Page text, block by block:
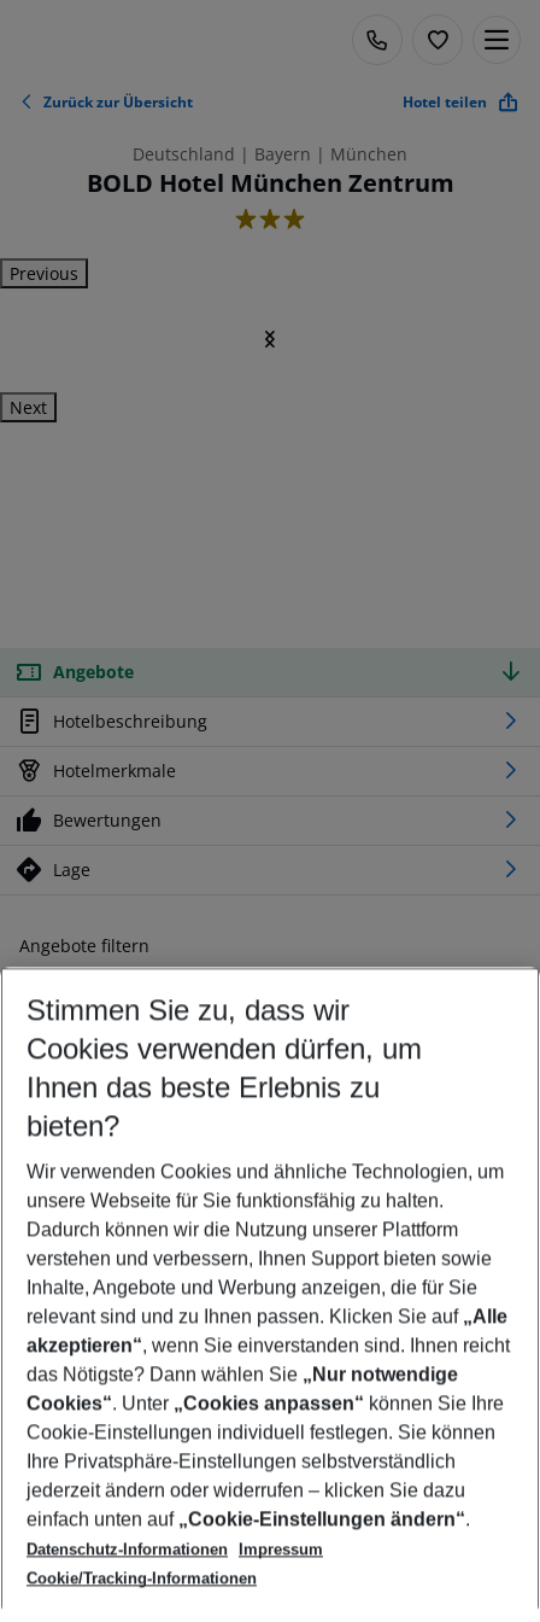
Zurück zur Übersicht Hotel teilen
Deutschland | Bayern | München
BOLD Hotel München Zentrum
3
Previous
Next
Angebote
Hotelbeschreibung
Hotelmerkmale
Bewertungen
Lage
Angebote filtern
Ändern Sie Ihre Kriterien nach Ihren Wünschen
Abflughafen wählen
Beliebiger Abflughafen
Reisezeitraum wählen
08.08.26– 06.08.27 5-8 Nächte
2 Erwachsene Keine Kinder
Mehr Filter anzeigen
Footer
Footer navigation
Über uns
AGB
Cookie-Einstellungen ändern
Cookie-Richtlinie
Datenschutz
Service & Hilfe
Barrierefreies Reisen
Check-in
Folgen Sie uns
Stimmen Sie zu, dass wir
Cookies verwenden dürfen, um
Ihnen das beste Erlebnis zu
bieten?
Wir verwenden Cookies und ähnliche Technologien, um
unsere Webseite für Sie funktionsfähig zu halten.
Dadurch können wir die Nutzung unserer Plattform
verstehen und verbessern, Ihnen Support bieten sowie
Inhalte, Angebote und Werbung anzeigen, die für Sie
relevant sind und zu Ihnen passen. Klicken Sie auf „Alle
akzeptieren“, wenn Sie einverstanden sind. Ihnen reicht
das Nötigste? Dann wählen Sie „Nur notwendige
Cookies“. Unter „Cookies anpassen“ können Sie Ihre
Cookie-Einstellungen individuell festlegen. Sie können
Ihre Privatsphäre-Einstellungen selbstverständlich
jederzeit ändern oder widerrufen – klicken Sie dazu
einfach unten auf „Cookie-Einstellungen ändern“.
Datenschutz-Informationen
Impressum
Cookie/Tracking-Informationen